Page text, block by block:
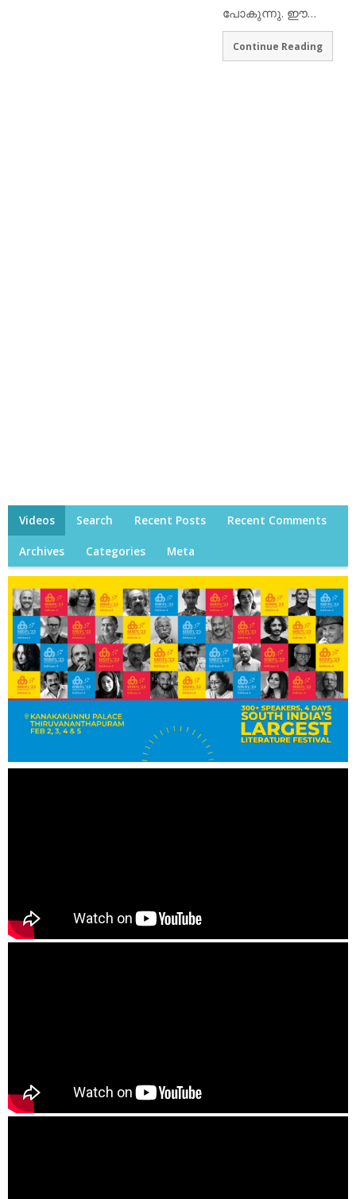
പോകുന്നു. ഈ…
Continue Reading
Videos Search Recent Posts Recent Comments
Archives Categories Meta